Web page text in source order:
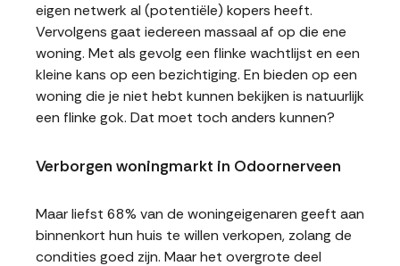
eigen netwerk al (potentiële) kopers heeft.
Vervolgens gaat iedereen massaal af op die ene
woning. Met als gevolg een flinke wachtlijst en een
kleine kans op een bezichtiging. En bieden op een
woning die je niet hebt kunnen bekijken is natuurlijk
een flinke gok. Dat moet toch anders kunnen?
Verborgen woningmarkt in Odoornerveen
Maar liefst 68% van de woningeigenaren geeft aan
binnenkort hun huis te willen verkopen, zolang de
condities goed zijn. Maar het overgrote deel